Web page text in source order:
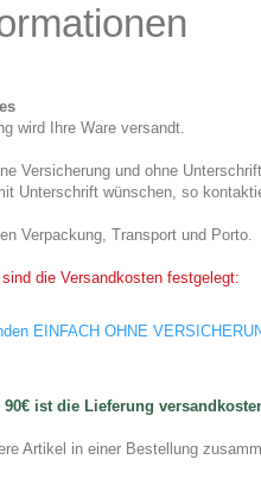
wird Ihre Ware versandt.
ohne Versicherung und ohne
Unterschrift wünschen, so
Verpackung, Transport und Porto.
die Versandkosten festgelegt:
EINFACH OHNE
ist die Lieferung
Artikel in einer Bestellung